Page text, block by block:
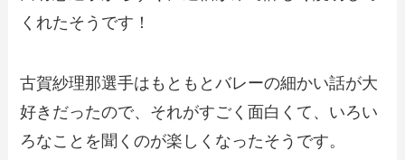
くれたそうです！
古賀紗理那選手はもともとバレーの細かい話が大
好きだったので、それがすごく面白くて、いろい
ろなことを聞くのが楽しくなったそうです。